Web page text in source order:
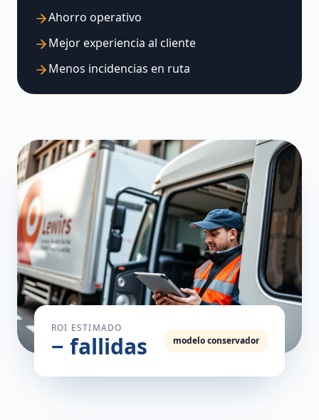
ROI ESTIMADO
− fallidas modelo conservador
Ahorro operativo
Mejor experiencia al cliente
Menos incidencias en ruta